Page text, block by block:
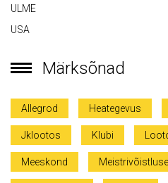
ULME
USA
Märksõnad
Allegrod Heategevus
Jklootos Klubi
Meeskond